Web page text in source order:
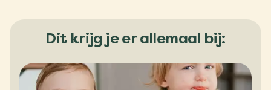
Dit krijg je er allemaal bij: